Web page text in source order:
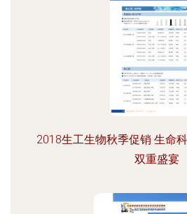
2018生工生物秋季促销 生命
双重盛宴